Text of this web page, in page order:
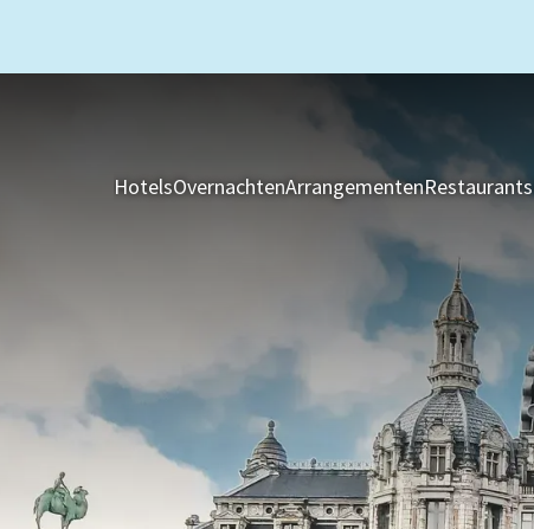
HotelsOvernachtenArrangementenRestaurants